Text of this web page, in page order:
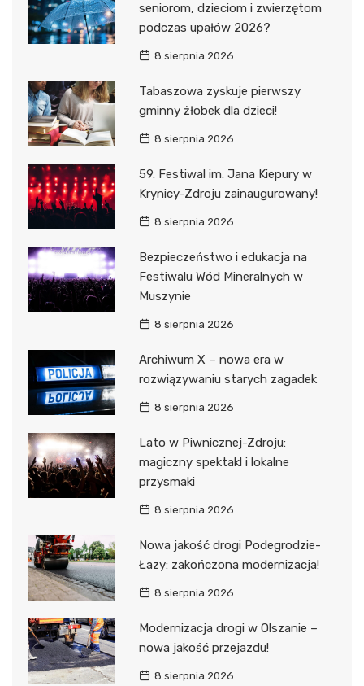
seniorom, dzieciom i zwierzętom
podczas upałów 2026?
8 sierpnia 2026
Tabaszowa zyskuje pierwszy
gminny żłobek dla dzieci!
8 sierpnia 2026
59. Festiwal im. Jana Kiepury w
Krynicy-Zdroju zainaugurowany!
8 sierpnia 2026
Bezpieczeństwo i edukacja na
Festiwalu Wód Mineralnych w
Muszynie
8 sierpnia 2026
Archiwum X – nowa era w
rozwiązywaniu starych zagadek
8 sierpnia 2026
Lato w Piwnicznej-Zdroju:
magiczny spektakl i lokalne
przysmaki
8 sierpnia 2026
Nowa jakość drogi Podegrodzie-
Łazy: zakończona modernizacja!
8 sierpnia 2026
Modernizacja drogi w Olszanie –
nowa jakość przejazdu!
8 sierpnia 2026